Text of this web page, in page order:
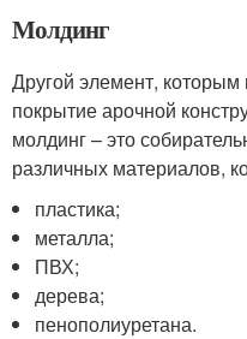
Молдинг
Другой элемент,
покрытие арочной
молдинг – это
различных материалов,
пластика;
металла;
ПВХ;
дерева;
пенополиуретана.